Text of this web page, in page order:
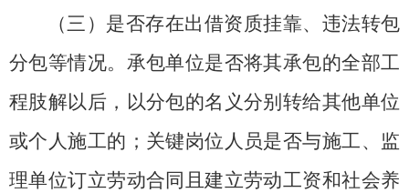
（三）是否存在出借资质挂靠、违法转包
分包等情况。 承包单位是否将其承包的全部工
程肢解以后，以分包的名义分别转给其他单位
或个人施工的；关键岗位人员是否与施工、监
理单位订立劳动合同且建立劳动工资和社会养